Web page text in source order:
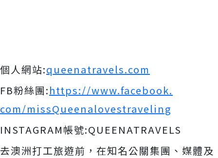
個人網站:queenatravels.com
FB粉絲團:https://www.facebook.
com/missQueenalovestraveling
INSTAGRAM帳號:QUEENATRAVELS
去澳洲打工旅遊前，在知名公關集團、 媒體及